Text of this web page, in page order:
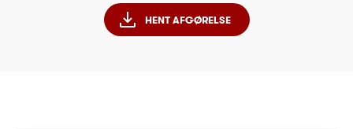
HENT AFGØRELSE